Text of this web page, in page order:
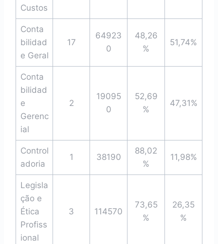
Custos
Conta
bilidad
e Geral
17
64923
0
48,26
%
51,74%
Conta
bilidad
e
Gerenc
ial
2
19095
0
52,69
%
47,31%
Control
adoria
1 38190
88,02
%
11,98%
Legisla
ção e
Ética
Profiss
ional
3 114570
73,65
%
26,35
%